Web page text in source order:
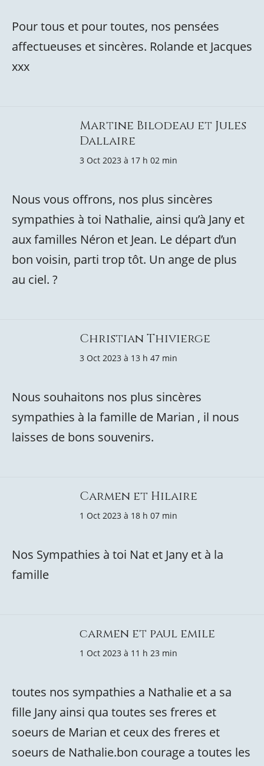
Pour tous et pour toutes, nos pensées
affectueuses et sincères. Rolande et Jacques
xxx
Martine Bilodeau et Jules
Dallaire
3 Oct 2023 à 17 h 02 min
Nous vous offrons, nos plus sincères
sympathies à toi Nathalie, ainsi qu’à Jany et
aux familles Néron et Jean. Le départ d’un
bon voisin, parti trop tôt. Un ange de plus
au ciel. ?
Christian Thivierge
3 Oct 2023 à 13 h 47 min
Nous souhaitons nos plus sincères
sympathies à la famille de Marian , il nous
laisses de bons souvenirs.
Carmen et Hilaire
1 Oct 2023 à 18 h 07 min
Nos Sympathies à toi Nat et Jany et à la
famille
carmen et paul emile
1 Oct 2023 à 11 h 23 min
toutes nos sympathies a Nathalie et a sa
fille Jany ainsi qua toutes ses freres et
soeurs de Marian et ceux des freres et
soeurs de Nathalie.bon courage a toutes les